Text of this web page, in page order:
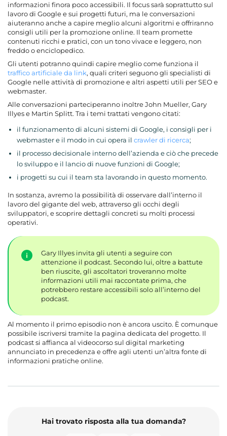
informazioni finora poco accessibili. Il focus sarà soprattutto sul
lavoro di Google e sui progetti futuri, ma le conversazioni
aiuteranno anche a capire meglio alcuni algoritmi e offriranno
consigli utili per la promozione online. Il team promette
contenuti ricchi e pratici, con un tono vivace e leggero, non
freddo o enciclopedico.
Gli utenti potranno quindi capire meglio come funziona il
traffico artificiale da link, quali criteri seguono gli specialisti di
Google nelle attività di promozione e altri aspetti utili per SEO e
webmaster.
Alle conversazioni parteciperanno inoltre John Mueller, Gary
Illyes e Martin Splitt. Tra i temi trattati vengono citati:
il funzionamento di alcuni sistemi di Google, i consigli per i
webmaster e il modo in cui opera il crawler di ricerca;
il processo decisionale interno dell’azienda e ciò che precede
lo sviluppo e il lancio di nuove funzioni di Google;
i progetti su cui il team sta lavorando in questo momento.
In sostanza, avremo la possibilità di osservare dall’interno il
lavoro del gigante del web, attraverso gli occhi degli
sviluppatori, e scoprire dettagli concreti su molti processi
operativi.
Gary Illyes invita gli utenti a seguire con
attenzione il podcast. Secondo lui, oltre a battute
ben riuscite, gli ascoltatori troveranno molte
informazioni utili mai raccontate prima, che
potrebbero restare accessibili solo all’interno del
podcast.
Al momento il primo episodio non è ancora uscito. È comunque
possibile iscriversi tramite la pagina dedicata del progetto. Il
podcast si affianca al videocorso sul digital marketing
annunciato in precedenza e offre agli utenti un’altra fonte di
informazioni pratiche online.
Hai trovato risposta alla tua domanda?